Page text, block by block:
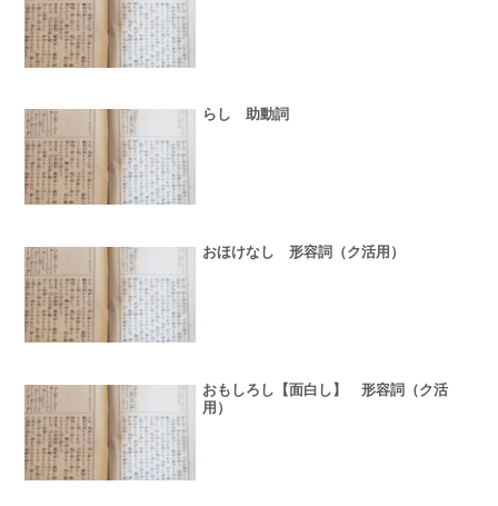
らし 助動詞
おほけなし 形容詞（ク活用）
おもしろし【面白し】 形容詞（ク活
用）